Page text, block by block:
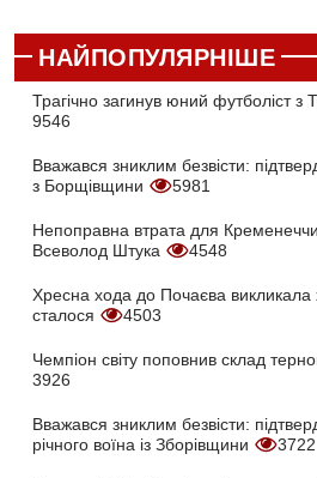
НАЙПОПУЛЯРНІШЕ
Трагічно загинув юний футболіст з
9546
Вважався зниклим безвісти:
з Борщівщини
5981
Непоправна втрата для
Всеволод Штука
4548
Хресна хода до Почаєва
сталося
4503
Чемпіон світу поповнив склад
3926
Вважався зниклим безвісти:
річного воїна із Зборівщини
3722